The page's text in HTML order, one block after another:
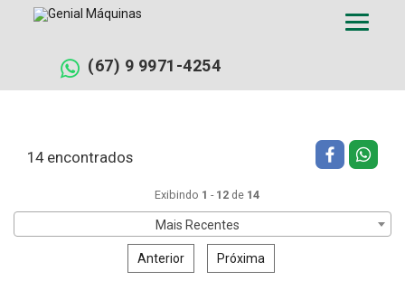
(67) 9 9971-4254
Filtrar busca Limpar filtros
14 encontrados
Mais Recentes
Exibindo 1 - 12 de 14
Anterior Próxima